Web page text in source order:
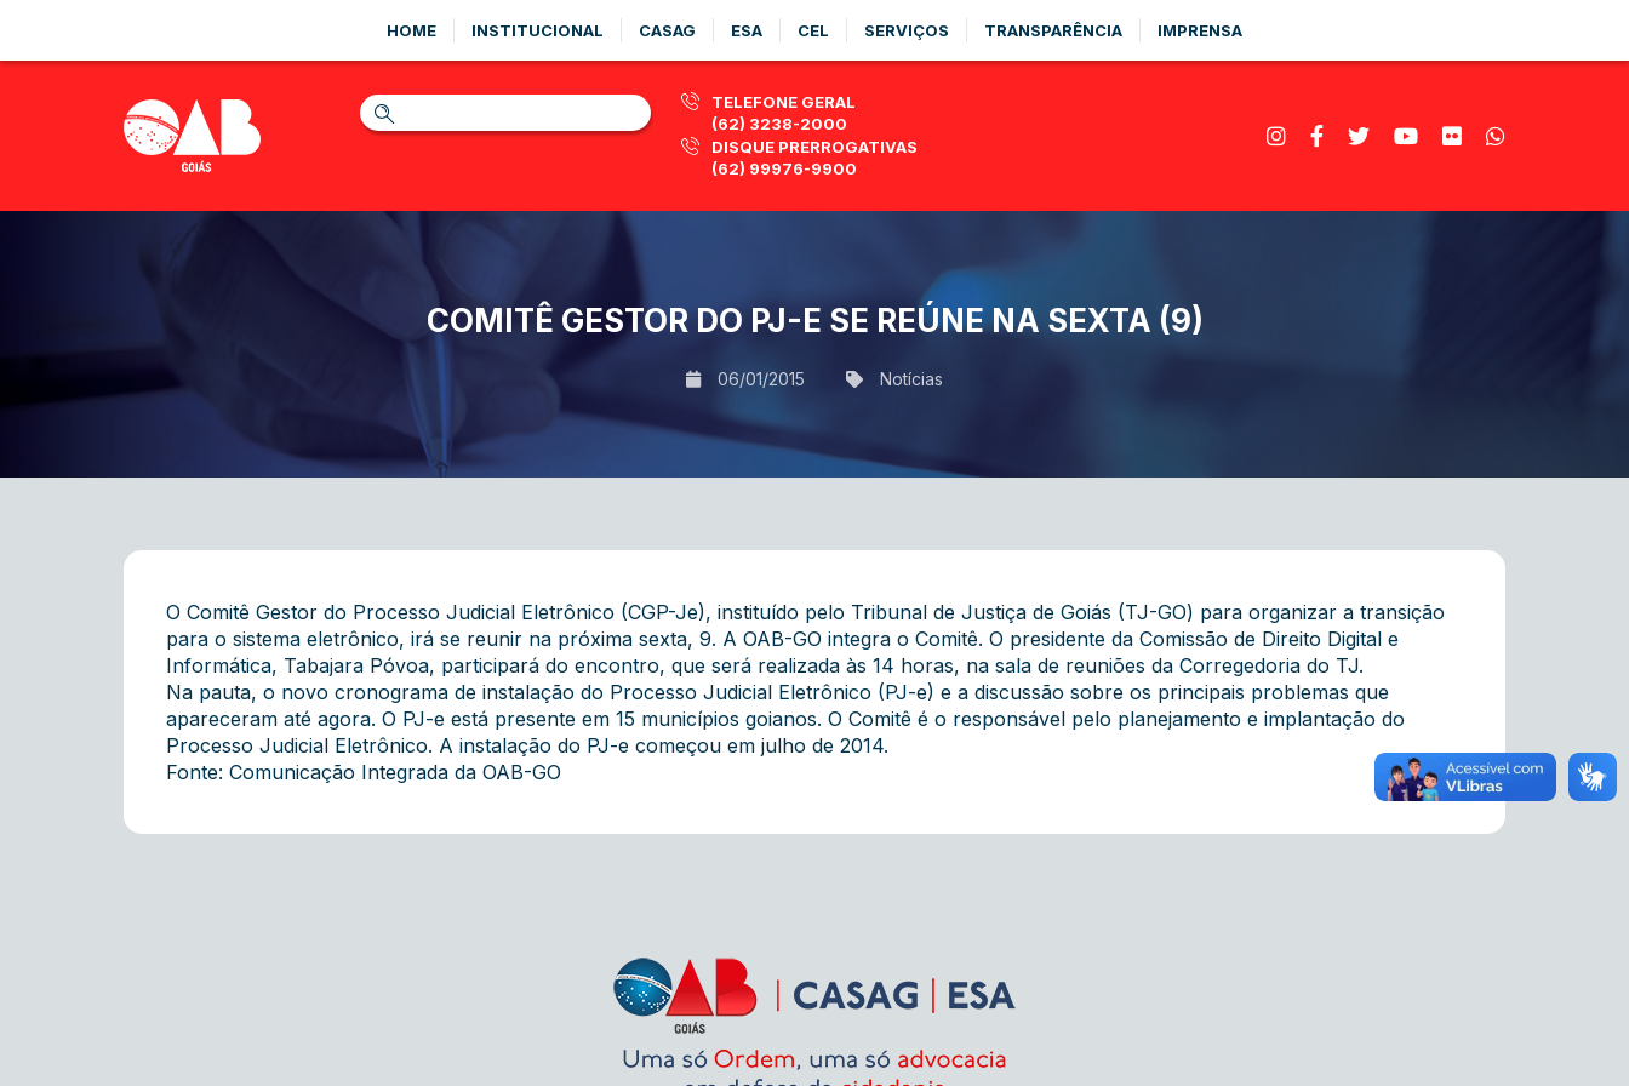
HOME INSTITUCIONAL CASAG ESA CEL SERVIÇOS TRANSPARÊNCIA IMPRENSA
TELEFONE GERAL
(62) 3238-2000
DISQUE PRERROGATIVAS
(62) 99976-9900
COMITÊ GESTOR DO PJ-E SE REÚNE NA SEXTA (9)
06/01/2015 Notícias
O Comitê Gestor do Processo Judicial Eletrônico (CGP-Je), instituído pelo Tribunal de Justiça de Goiás (TJ-GO) para organizar a transição
para o sistema eletrônico, irá se reunir na próxima sexta, 9. A OAB-GO integra o Comitê. O presidente da Comissão de Direito Digital e
Informática, Tabajara Póvoa, participará do encontro, que será realizada às 14 horas, na sala de reuniões da Corregedoria do TJ.
Na pauta, o novo cronograma de instalação do Processo Judicial Eletrônico (PJ-e) e a discussão sobre os principais problemas que
apareceram até agora. O PJ-e está presente em 15 municípios goianos. O Comitê é o responsável pelo planejamento e implantação do
Processo Judicial Eletrônico. A instalação do PJ-e começou em julho de 2014.
Fonte: Comunicação Integrada da OAB-GO